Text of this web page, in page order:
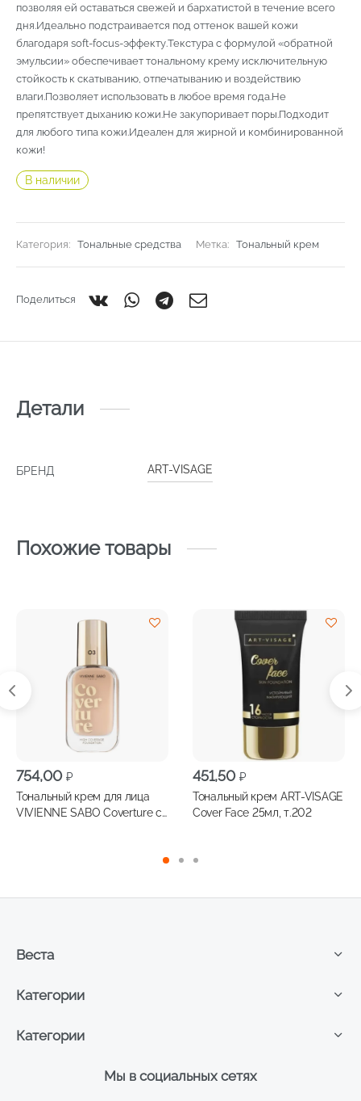
позволяя ей оставаться свежей и бархатистой в течение всего
дня.Идеально подстраивается под оттенок вашей кожи
благодаря soft-focus-эффекту.Текстура с формулой «обратной
эмульсии» обеспечивает тональному крему исключительную
стойкость к скатыванию, отпечатыванию и воздействию
влаги.Позволяет использовать в любое время года.Не
препятствует дыханию кожи.Не закупоривает поры.Подходит
для любого типа кожи.Идеален для жирной и комбинированной
кожи!
В наличии
Категория: Тональные средства Метка: Тональный крем
Поделиться
Детали
БРЕНД ART-VISAGE
Похожие товары
754,00 ₽
Тональный крем для лица
VIVIENNE SABO Coverture с
451,50 ₽
Тональный крем ART-VISAGE
Cover Face 25мл, т.202
Мы в социальных сетях
Категории
Категории
Веста